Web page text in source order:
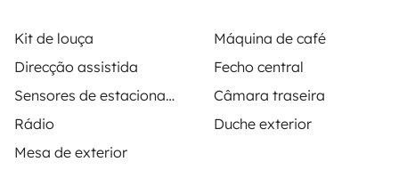
Kit de louça
Máquina de café
Direcção assistida
Fecho central
Sensores de estacionamento
Câmara traseira
Rádio
Duche exterior
Mesa de exterior